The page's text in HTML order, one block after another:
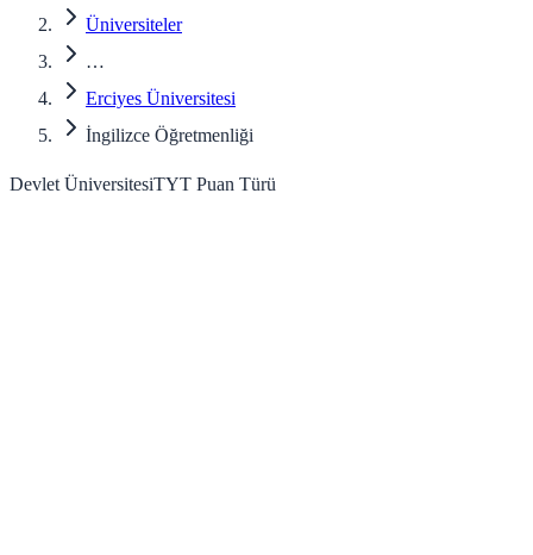
Üniversiteler
…
Erciyes Üniversitesi
İngilizce Öğretmenliği
Devlet ÜniversitesiTYT Puan Türü